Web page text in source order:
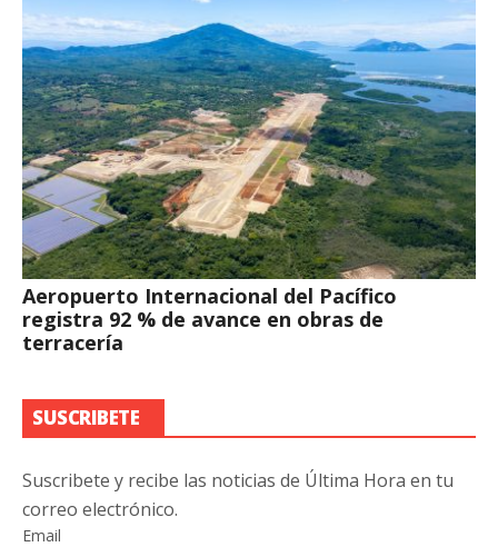
Aeropuerto Internacional del Pacífico
registra 92 % de avance en obras de
terracería
SUSCRIBETE
Suscribete y recibe las noticias de Última Hora en tu
correo electrónico.
Email